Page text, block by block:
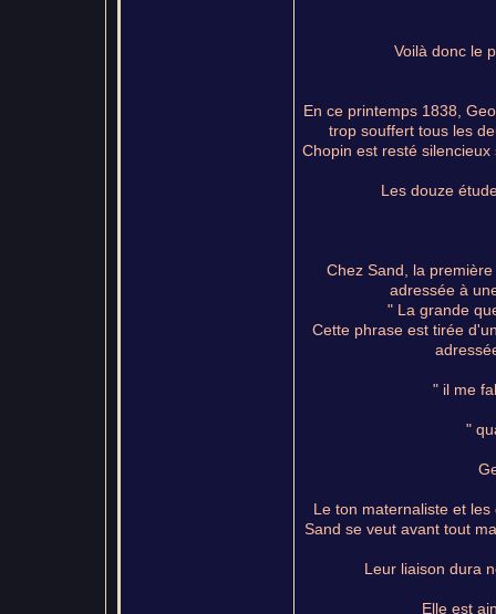
Voilà donc le
En ce printemps 1838,
trop souffert tous les
Chopin est resté
Les douze
Chez Sand, la
adressée à
" La grande
Cette phrase est tirée
" il me
"
Le ton maternaliste et
Sand se veut avant tout
Leur liaison dura
Elle est